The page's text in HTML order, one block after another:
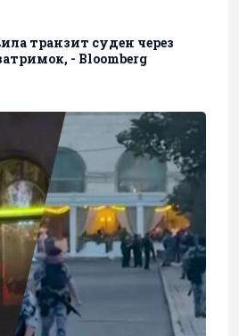
транзит суден через
- Bloomberg